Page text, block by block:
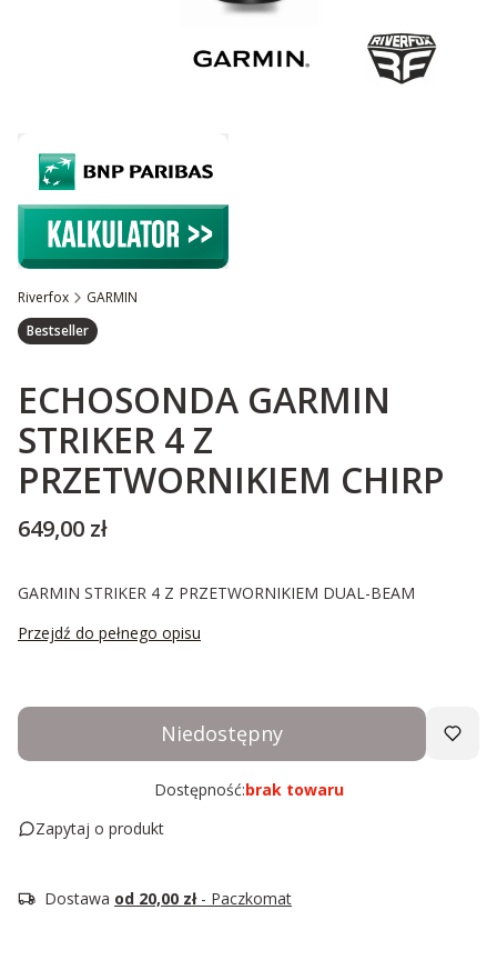
Riverfox GARMIN
Etykiety
Bestseller
ECHOSONDA GARMIN
STRIKER 4 Z
PRZETWORNIKIEM CHIRP
Cena
649,00 zł
GARMIN STRIKER 4 Z PRZETWORNIKIEM DUAL-BEAM
Przejdź do pełnego opisu
Niedostępny
Dostępność:brak towaru
Zapytaj o produkt
Dostawa od 20,00 zł - Paczkomat